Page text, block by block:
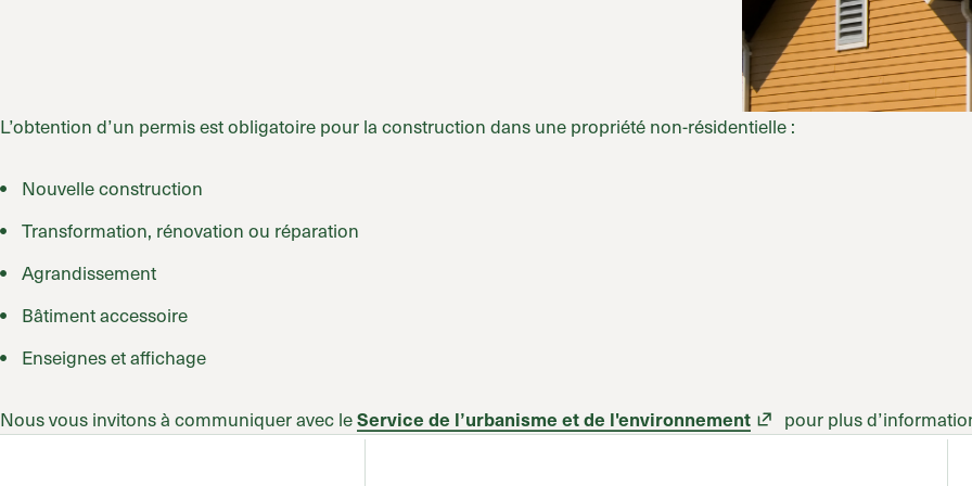
L’obtention d’un permis est obligatoire pour la construction dans une propriété non-résidentielle :
Nouvelle construction
Transformation, rénovation ou réparation
Agrandissement
Bâtiment accessoire
Enseignes et affichage
Nous vous invitons à communiquer avec leService de l’urbanisme et de l'environnement pour plus